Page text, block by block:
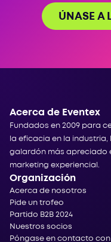
ÚNASE A
Acerca de Eventex
Fundados en 2009 para
la eficacia en la industria,
galardón más apreciado
marketing experiencial.
Organización
Acerca de nosotros
Pide un trofeo
Partido B2B 2024
Nuestros socios
Póngase en contacto con